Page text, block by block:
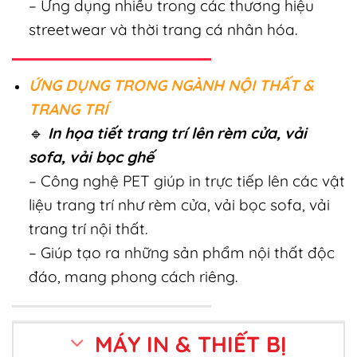
– Ứng dụng nhiều trong các thương hiệu
streetwear và thời trang cá nhân hóa.
ỨNG DỤNG TRONG NGÀNH NỘI THẤT &
TRANG TRÍ
🔹 In họa tiết trang trí lên rèm cửa, vải
sofa, vải bọc ghế
– Công nghệ PET giúp in trực tiếp lên các vật
liệu trang trí như rèm cửa, vải bọc sofa, vải
trang trí nội thất.
– Giúp tạo ra những sản phẩm nội thất độc
đáo, mang phong cách riêng.
MÁY IN & THIẾT BỊ